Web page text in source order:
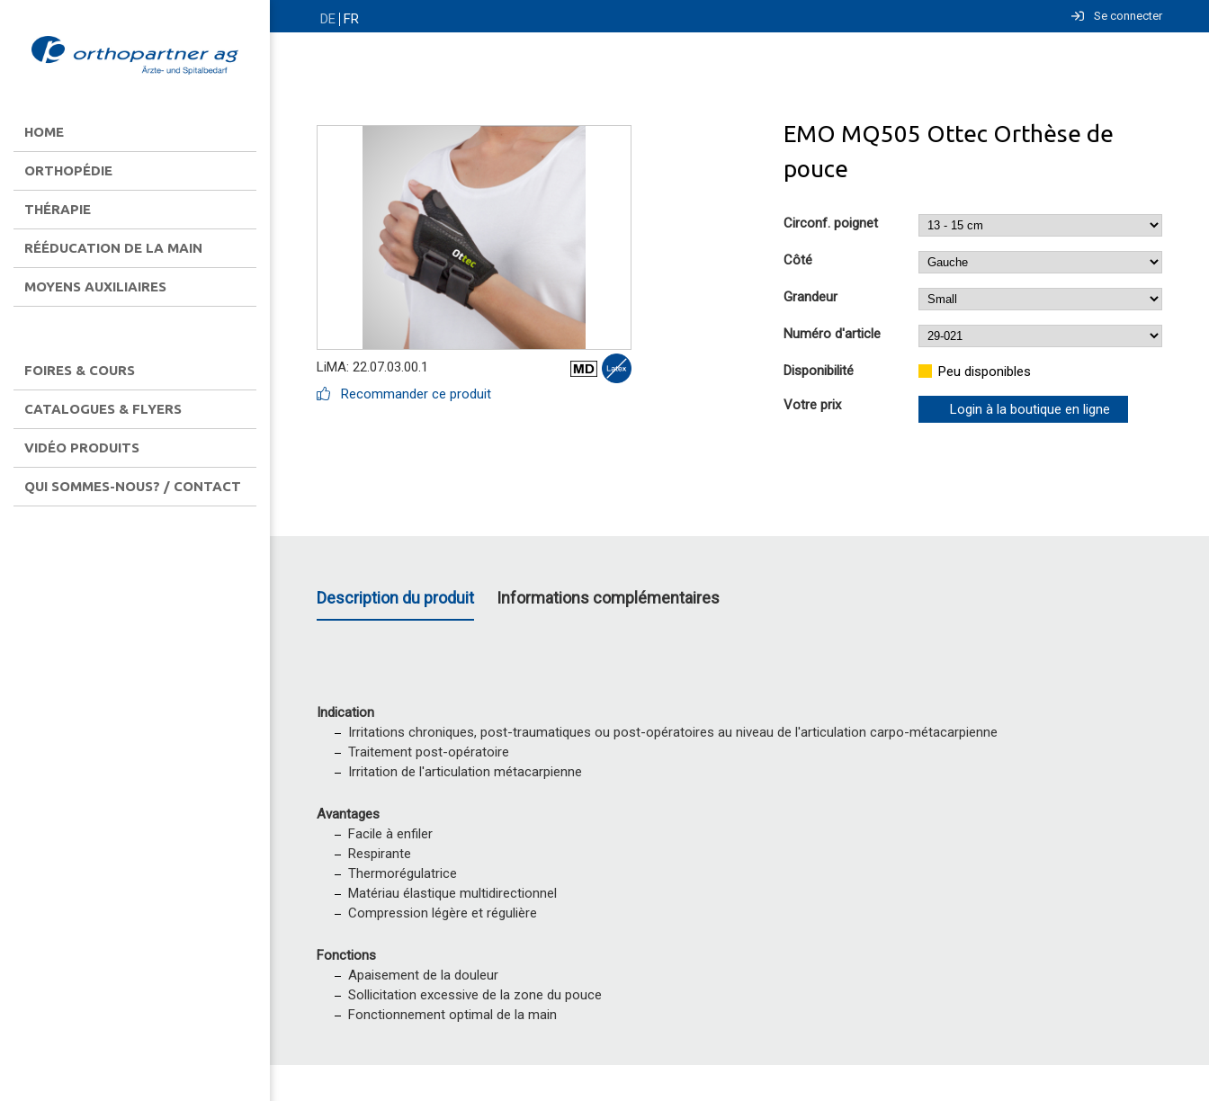
DE FR Se connecter
HOME
ORTHOPÉDIE
THÉRAPIE
RÉÉDUCATION DE LA MAIN
MOYENS AUXILIAIRES
FOIRES & COURS
CATALOGUES & FLYERS
VIDÉO PRODUITS
QUI SOMMES-NOUS? / CONTACT
LiMA: 22.07.03.00.1
Recommander ce produit
EMO MQ505 Ottec Orthèse de
pouce
Circonf. poignet
Côté
Grandeur
Numéro d'article
Disponibilité Peu disponibles
Votre prix Login à la boutique en ligne
Description du produit Informations complémentaires
Indication
Irritations chroniques, post-traumatiques ou post-opératoires au niveau de l'articulation carpo-métacarpienne
Traitement post-opératoire
Irritation de l'articulation métacarpienne
Avantages
Facile à enfiler
Respirante
Thermorégulatrice
Matériau élastique multidirectionnel
Compression légère et régulière
Fonctions
Apaisement de la douleur
Sollicitation excessive de la zone du pouce
Fonctionnement optimal de la main